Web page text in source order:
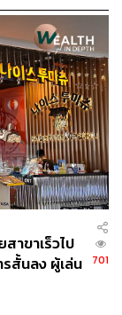
าขาเร็วไป
สั้นลง ผู้เล่น
701